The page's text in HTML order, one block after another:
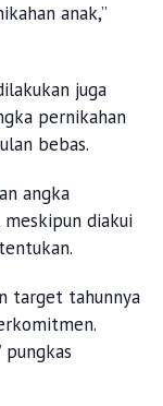
anak,”
juga
pernikahan
bebas.
angka
diakui
target tahunnya